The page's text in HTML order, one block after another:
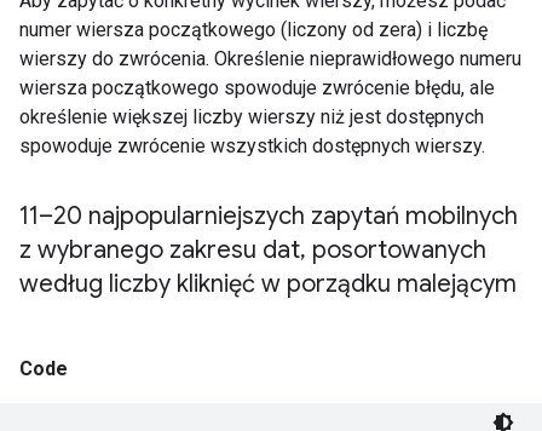
numer wiersza początkowego (liczony od zera) i liczbę
wierszy do zwrócenia. Określenie nieprawidłowego numeru
wiersza początkowego spowoduje zwrócenie błędu, ale
określenie większej liczby wierszy niż jest dostępnych
spowoduje zwrócenie wszystkich dostępnych wierszy.
11–20 najpopularniejszych zapytań mobilnych
z wybranego zakresu dat, posortowanych
według liczby kliknięć w porządku malejącym
Code